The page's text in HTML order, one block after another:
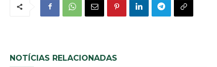
NOTÍCIAS RELACIONADAS